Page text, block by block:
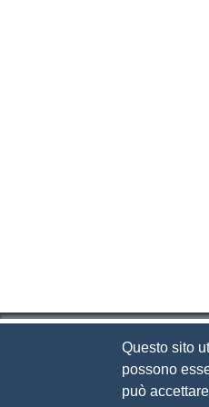
Questo sito
possono
può